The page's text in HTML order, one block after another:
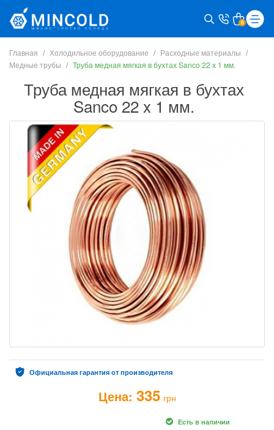
0
Главная Холодильное оборудование
Расходные материалы
Медные трубы
Труба медная мягкая в бухтах Sanco 22 x 1 мм.
Труба медная мягкая в бухтах
Sanco 22 x 1 мм.
Официальная гарантия от производителя
Цена: 335 грн
Есть в наличии